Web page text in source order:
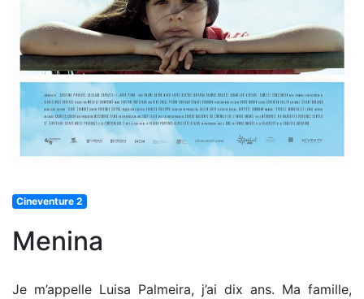
Cineventure 2
Menina
Je m’appelle Luisa Palmeira, j’ai dix ans. Ma famille,